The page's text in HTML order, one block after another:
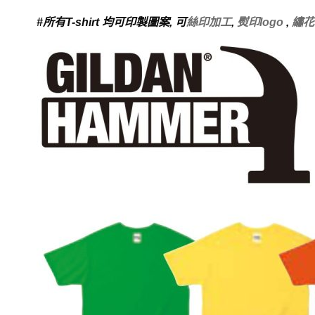
#所有T-shirt 均可印製圖案, 可絲印加工, 熨印logo , 繡花